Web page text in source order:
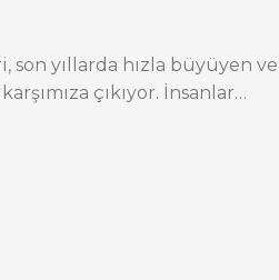
yıllarda hızla büyüyen ve
çıkıyor. İnsanlar…